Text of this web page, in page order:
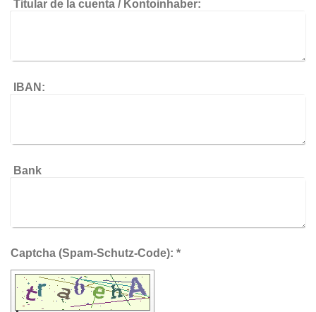
Titular de la cuenta / Kontoinhaber:
IBAN:
Bank
Captcha (Spam-Schutz-Code): *